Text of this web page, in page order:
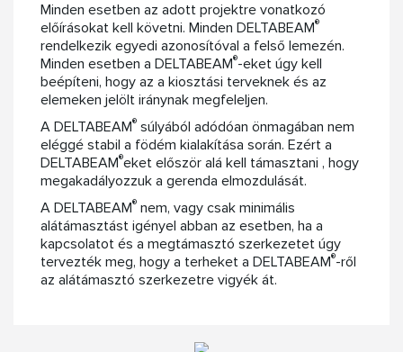
Minden esetben az adott projektre vonatkozó
előírásokat kell követni. Minden DELTABEAM®
rendelkezik egyedi azonosítóval a felső lemezén.
Minden esetben a DELTABEAM®-eket úgy kell
beépíteni, hogy az a kiosztási terveknek és az
elemeken jelölt iránynak megfeleljen.
A DELTABEAM® súlyából adódóan önmagában nem
eléggé stabil a födém kialakítása során. Ezért a
DELTABEAM®eket először alá kell támasztani , hogy
megakadályozzuk a gerenda elmozdulását.
A DELTABEAM® nem, vagy csak minimális
alátámasztást igényel abban az esetben, ha a
kapcsolatot és a megtámasztó szerkezetet úgy
tervezték meg, hogy a terheket a DELTABEAM®-ről
az alátámasztó szerkezetre vigyék át.